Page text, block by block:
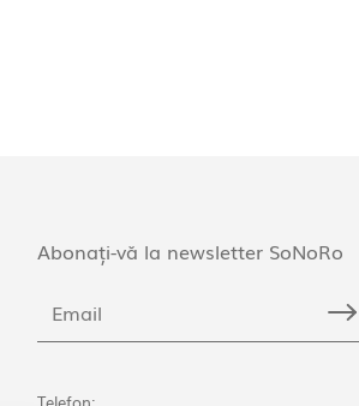
Abonați-vă la newsletter SoNoRo